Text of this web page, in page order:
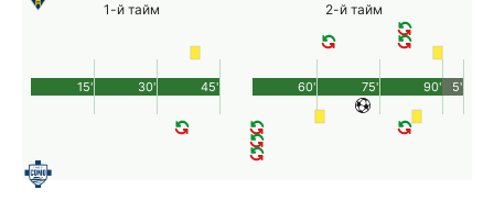
1-й тайм
45'
15' 30'
2-й тайм
90'
60' 75' 5'